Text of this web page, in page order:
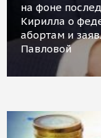
на фоне
Кирилла о
абортам и
Павловой